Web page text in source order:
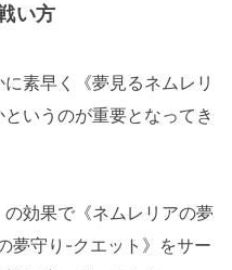
い方
素早く《夢見るネムレリ
いうのが重要となってき
効果で《ネムレリアの夢
夢守り-クエット》をサー